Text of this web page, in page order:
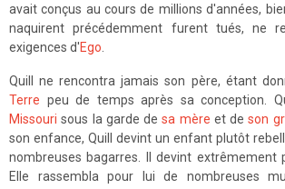
avait conçus au cours de millions d'années,
naquirent précédemment furent tués, ne
exigences d'Ego.
Quill ne rencontra jamais son père, étant
Terre peu de temps après sa conception.
Missouri sous la garde desa mère et deson
son enfance, Quill devint un enfant plutôt
nombreuses bagarres. Il devint extrêmement
Elle rassembla pour lui de nombreuses